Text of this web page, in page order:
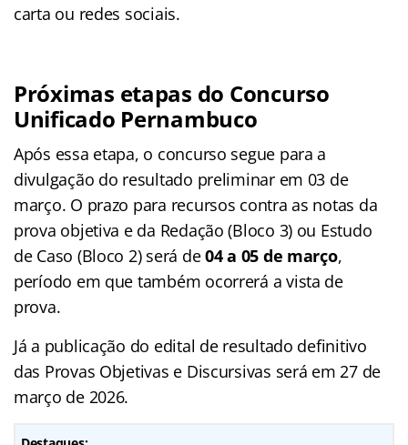
carta ou redes sociais.
Próximas etapas do Concurso
Unificado Pernambuco
Após essa etapa, o concurso segue para a
divulgação do resultado preliminar em 03 de
março. O prazo para recursos contra as notas da
prova objetiva e da Redação (Bloco 3) ou Estudo
de Caso (Bloco 2) será de04 a 05 de março,
período em que também ocorrerá a vista de
prova.
Já a publicação do edital de resultado definitivo
das Provas Objetivas e Discursivas será em 27 de
março de 2026.